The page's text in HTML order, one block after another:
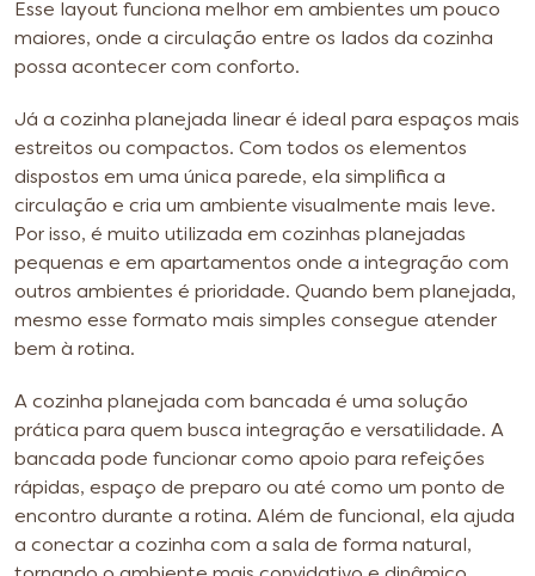
Esse layout funciona melhor em ambientes um pouco
maiores, onde a circulação entre os lados da cozinha
possa acontecer com conforto.
Já a cozinha planejada linear é ideal para espaços mais
estreitos ou compactos. Com todos os elementos
dispostos em uma única parede, ela simplifica a
circulação e cria um ambiente visualmente mais leve.
Por isso, é muito utilizada em cozinhas planejadas
pequenas e em apartamentos onde a integração com
outros ambientes é prioridade. Quando bem planejada,
mesmo esse formato mais simples consegue atender
bem à rotina.
A cozinha planejada com bancada é uma solução
prática para quem busca integração e versatilidade. A
bancada pode funcionar como apoio para refeições
rápidas, espaço de preparo ou até como um ponto de
encontro durante a rotina. Além de funcional, ela ajuda
a conectar a cozinha com a sala de forma natural,